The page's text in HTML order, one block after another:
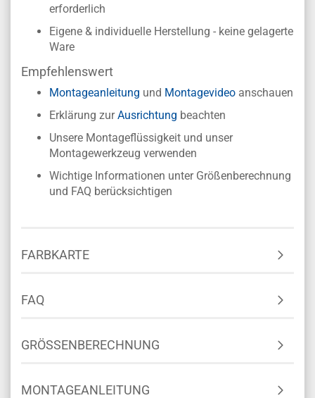
erforderlich
Eigene & individuelle Herstellung - keine gelagerte
Ware
Empfehlenswert
Montageanleitung und Montagevideo anschauen
Erklärung zurAusrichtung beachten
Unsere Montageflüssigkeit und unser
Montagewerkzeug verwenden
Wichtige Informationen unter Größenberechnung
und FAQ berücksichtigen
FARBKARTE
FAQ
GRÖSSENBERECHNUNG
MONTAGEANLEITUNG